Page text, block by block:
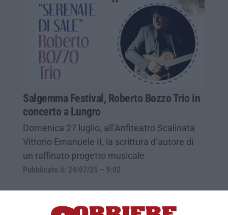
Salgemma Festival, Roberto Bozzo Trio in
concerto a Lungro
Domenica 27 luglio, all’Anfiteatro Scalinata
Vittorio Emanuele II, la scrittura d’autore di
un raffinato progetto musicale
Pubblicato il: 24/07/25 – 9:02